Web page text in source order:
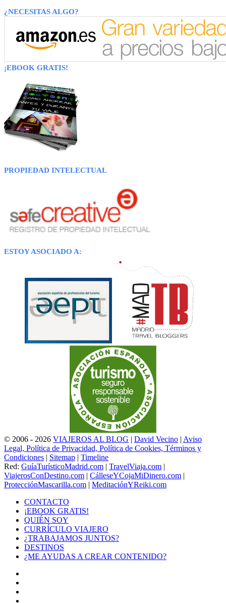
¿NECESITAS ALGO?
¡EBOOK GRATIS!
PROPIEDAD INTELECTUAL
ESTOY ASOCIADO A:
© 2006 - 2026 VIAJEROS AL BLOG | David Vecino | Aviso
Legal, Política de Privacidad, Política de Cookies, Términos y
Condiciones | Sitemap | Timeline
Red: GuíaTurísticoMadrid.com | TravelViaja.com |
ViajerosConDestino.com | CálleseYCojaMiDinero.com |
ProtecciónMascarilla.com | MeditaciónYReiki.com
CONTACTO
¡EBOOK GRATIS!
QUIÉN SOY
CURRÍCULO VIAJERO
¿TRABAJAMOS JUNTOS?
DESTINOS
¿ME AYUDAS A CREAR CONTENIDO?